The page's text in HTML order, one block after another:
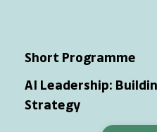
Short Programme
AI Leadership:
Strategy